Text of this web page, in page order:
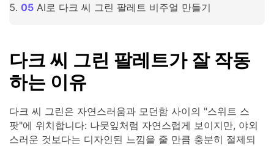
AI로 다크 씨 그린 팔레트 비주얼 만들기
다크 씨 그린 팔레트가 잘 작동
하는 이유
다크 씨 그린은 자연스러움과 모던함 사이의 "스위트 스
팟"에 위치합니다: 나뭇잎처럼 자연스럽게 보이지만, 야외
스러운 것보다는 디자인된 느낌을 줄 만큼 충분히 절제되